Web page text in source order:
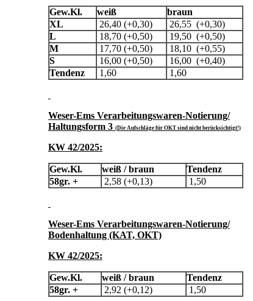
Gew.Kl. weiß
braun
XL
26,40 (+0,30)
26,55 (+0,30)
L
18,70 (+0,50)
19,50 (+0,50)
M
17,70 (+0,50)
18,10 (+0,55)
S
16,00 (+0,50)
16,00 (+0,40)
Tendenz
1,60 1,60
Weser-Ems Verarbeitungswaren-Notierung/
Haltungsform 3 (Die Aufschläge für OKT sind nicht berücksichtigt!)
KW 42/2025:
Gew.Kl. weiß / braun
Tendenz
58gr. +
2,58 (+0,13) 1,50
Weser-Ems Verarbeitungswaren-Notierung/
Bodenhaltung (KAT, OKT)
KW 42/2025:
Gew.Kl. weiß / braun
Tendenz
58gr. +
2,92 (+0,12) 1,50